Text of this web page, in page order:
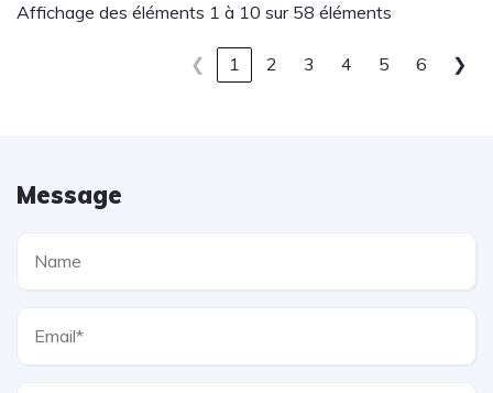
Affichage des éléments 1 à 10 sur 58 éléments
❮ 1 2 3 4 5 6 ❯
Message